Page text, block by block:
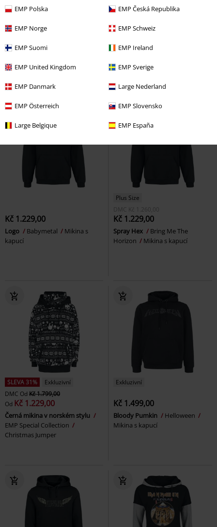
EMP Polska EMP Česká Republika
EMP Norge EMP Schweiz
EMP Suomi EMP Ireland
EMP United Kingdom EMP Sverige
EMP Danmark Large Nederland
EMP Österreich EMP Slovensko
Large Belgique EMP España
%
Kč 1.274,00
Follow Cliff Korn
% Plus Size
Kč 1.045,00
Enigmatra Top
Kč 1.229,00
Logo Babymetal
Mikina s
kapucí
Plus Size
DMC
Kč 1.260,00
Kč 1.229,00
Spray Hex
Bring Me The
Horizon
Mikina s kapucí
SLEVA 31%
Exkluzivní
DMC Od Kč 1.799,00
Od Kč 1.229,00
Černá mikina v norském stylu
EMP Special Collection
Christmas Jumper
Exkluzivní
Kč 1.499,00
Bloody Pumkin
Helloween
Mikina s kapucí